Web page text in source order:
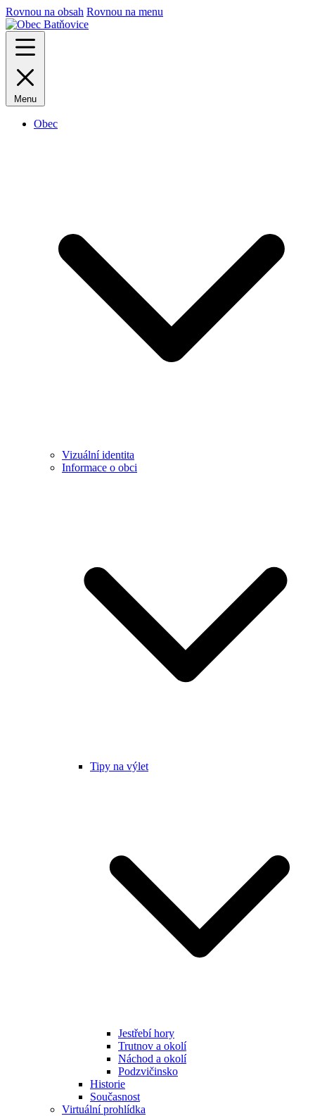
Rovnou na obsah Rovnou na menu
Menu
Obec
Vizuální identita
Informace o obci
Tipy na výlet
Jestřebí hory
Trutnov a okolí
Náchod a okolí
Podzvičinsko
Historie
Současnost
Virtuální prohlídka